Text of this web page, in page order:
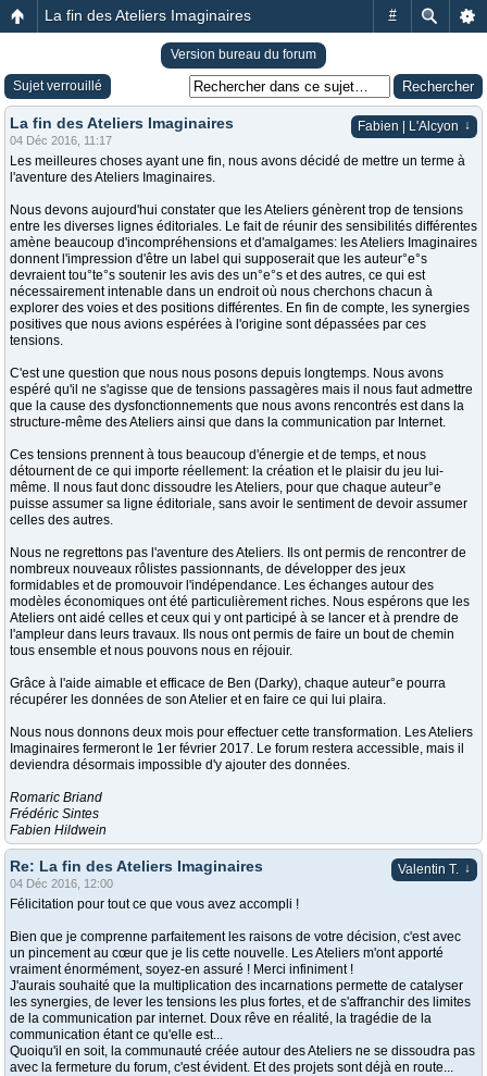
#
La fin des Ateliers Imaginaires
Version bureau du forum
Sujet verrouillé
Fabien | L'Alcyon ↓
La fin des Ateliers Imaginaires
04 Déc 2016, 11:17
Les meilleures choses ayant une fin, nous avons décidé de mettre un terme à
l'aventure des Ateliers Imaginaires.
Nous devons aujourd'hui constater que les Ateliers génèrent trop de tensions
entre les diverses lignes éditoriales. Le fait de réunir des sensibilités différentes
amène beaucoup d'incompréhensions et d'amalgames: les Ateliers Imaginaires
donnent l'impression d'être un label qui supposerait que les auteur°e°s
devraient tou°te°s soutenir les avis des un°e°s et des autres, ce qui est
nécessairement intenable dans un endroit où nous cherchons chacun à
explorer des voies et des positions différentes. En fin de compte, les synergies
positives que nous avions espérées à l'origine sont dépassées par ces
tensions.
C'est une question que nous nous posons depuis longtemps. Nous avons
espéré qu'il ne s'agisse que de tensions passagères mais il nous faut admettre
que la cause des dysfonctionnements que nous avons rencontrés est dans la
structure-même des Ateliers ainsi que dans la communication par Internet.
Ces tensions prennent à tous beaucoup d'énergie et de temps, et nous
détournent de ce qui importe réellement: la création et le plaisir du jeu lui-
même. Il nous faut donc dissoudre les Ateliers, pour que chaque auteur°e
puisse assumer sa ligne éditoriale, sans avoir le sentiment de devoir assumer
celles des autres.
Nous ne regrettons pas l'aventure des Ateliers. Ils ont permis de rencontrer de
nombreux nouveaux rôlistes passionnants, de développer des jeux
formidables et de promouvoir l'indépendance. Les échanges autour des
modèles économiques ont été particulièrement riches. Nous espérons que les
Ateliers ont aidé celles et ceux qui y ont participé à se lancer et à prendre de
l'ampleur dans leurs travaux. Ils nous ont permis de faire un bout de chemin
tous ensemble et nous pouvons nous en réjouir.
Grâce à l'aide aimable et efficace de Ben (Darky), chaque auteur°e pourra
récupérer les données de son Atelier et en faire ce qui lui plaira.
Nous nous donnons deux mois pour effectuer cette transformation. Les Ateliers
Imaginaires fermeront le 1er février 2017. Le forum restera accessible, mais il
deviendra désormais impossible d'y ajouter des données.
Romaric Briand
Frédéric Sintes
Fabien Hildwein
Valentin T. ↓
Re: La fin des Ateliers Imaginaires
04 Déc 2016, 12:00
Félicitation pour tout ce que vous avez accompli !
Bien que je comprenne parfaitement les raisons de votre décision, c'est avec
un pincement au cœur que je lis cette nouvelle. Les Ateliers m'ont apporté
vraiment énormément, soyez-en assuré ! Merci infiniment !
J'aurais souhaité que la multiplication des incarnations permette de catalyser
les synergies, de lever les tensions les plus fortes, et de s'affranchir des limites
de la communication par internet. Doux rêve en réalité, la tragédie de la
communication étant ce qu'elle est...
Quoiqu'il en soit, la communauté créée autour des Ateliers ne se dissoudra pas
avec la fermeture du forum, c'est évident. Et des projets sont déjà en route...